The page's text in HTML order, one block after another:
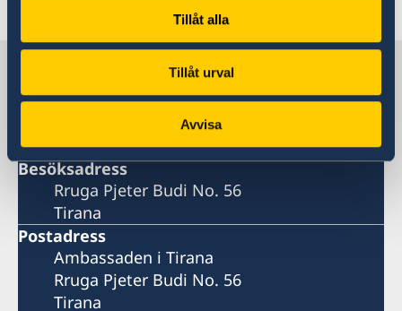
Tillåt alla
Tillåt urval
Avvisa
Sverige i Albanien
Sveriges ambassad
Besöksadress
Rruga Pjeter Budi No. 56
Tirana
Postadress
Ambassaden i Tirana
Rruga Pjeter Budi No. 56
Tirana